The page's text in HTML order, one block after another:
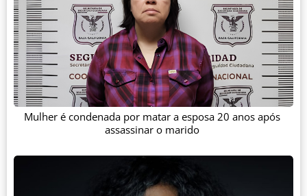
Mulher é condenada por matar a esposa 20 anos após
assassinar o marido